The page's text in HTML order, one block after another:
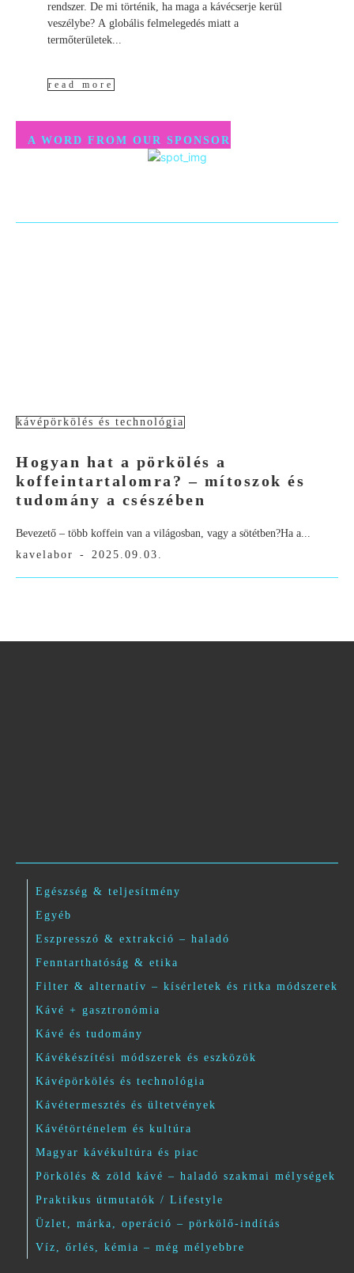
rendszer. De mi történik, ha maga a kávécserje kerül
veszélybe? A globális felmelegedés miatt a
termőterületek...
read more
A WORD FROM OUR SPONSOR
kávépörkölés és technológia
Hogyan hat a pörkölés a
koffeintartalomra? – mítoszok és
tudomány a csészében
Bevezető – több koffein van a világosban, vagy a sötétben?Ha a...
kavelabor
- 2025.09.03.
Egészség & teljesítmény
Egyéb
Eszpresszó & extrakció – haladó
Fenntarthatóság & etika
Filter & alternatív – kísérletek és ritka módszerek
Kávé + gasztronómia
Kávé és tudomány
Kávékészítési módszerek és eszközök
Kávépörkölés és technológia
Kávétermesztés és ültetvények
Kávétörténelem és kultúra
Magyar kávékultúra és piac
Pörkölés & zöld kávé – haladó szakmai mélységek
Praktikus útmutatók / Lifestyle
Üzlet, márka, operáció – pörkölő-indítás
Víz, őrlés, kémia – még mélyebbre